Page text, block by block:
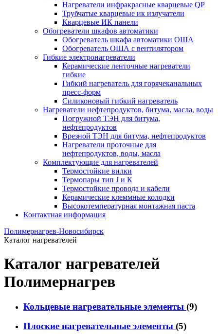
Нагреватели инфракрасные кварцевые QP
Трубчатые кварцевые ик излучатели
Кварцевые ИК панели
Обогреватели шкафов автоматики
Обогреватель шкафа автоматики ОША
Обогреватель ОША с вентилятором
Гибкие электронагреватели
Керамические ленточные нагреватели
гибкие
Гибкий нагреватель для горячеканальных
пресс-форм
Силиконовый гибкий нагреватель
Нагреватели нефтепродуктов, битума, масла, воды
Погружной ТЭН для битума,
нефтепродуктов
Врезной ТЭН для битума, нефтепродуктов
Нагреватели проточные для
нефтепродуктов, воды, масла
Комплектующие для нагревателей
Термостойкие вилки
Термопары тип J и К
Термостойкие провода и кабели
Керамические клеммные колодки
Высокотемпературная монтажная паста
Контактная информация
Полимернагрев-Новосибирск
Каталог нагревателей
Каталог нагревателей
Полимернагрев
Кольцевые нагревательные элементы (9)
Плоские нагревательные элементы (5)